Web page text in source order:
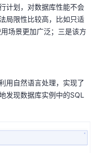
计划，对数据库性能不会
局限性比较高，比如只适
场景更加广泛；三是该方
用自然语言处理，实现了
发现数据库实例中的SQL